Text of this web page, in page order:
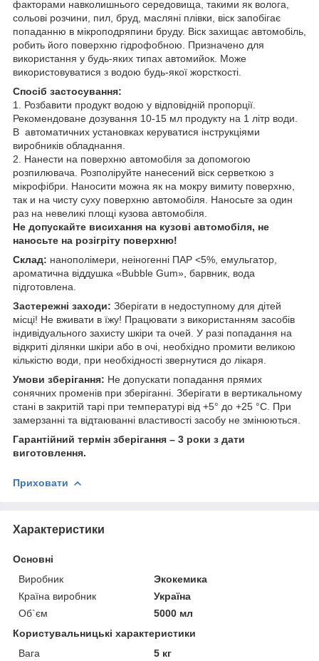
факторами навколишнього середовища, такими як волога,
сольові розчини, пил, бруд, масляні плівки, віск запобігає
попаданню в мікроподряпини бруду. Віск захищає автомобіль,
робить його поверхню гідрофобною. Призначено для
використання у будь-яких типах автомийок. Може
використовуватися з водою будь-якої жорсткості.
Спосіб застосування:
1. Розбавити продукт водою у відповідній пропорції.
Рекомендоване дозування 10-15 мл продукту на 1 літр води.
В автоматичних установках керуватися інструкціями
виробників обладнання.
2. Нанести на поверхню автомобіля за допомогою
розпилювача. Розполіруйте нанесений віск серветкою з
мікрофібри. Наносити можна як на мокру вимиту поверхню,
так и на чисту суху поверхню автомобіля. Наносьте за один
раз на невеликі площі кузова автомобіля.
Не допускайте висихання на кузові автомобіля, не
наносьте на розігріту поверхню!
Склад: нанополімери, неіногенні ПАР <5%, емульгатор,
ароматична віддушка «Bubble Gum», барвник, вода
підготовлена.
Заcтережні заходи: Зберігати в недоступному для дітей
місці! Не вживати в їжу! Працювати з використанням засобів
індивідуального захисту шкіри та очей. У разі попадання на
відкриті ділянки шкіри або в очі, необхідно промити великою
кількістю води, при необхідності звернутися до лікаря.
Умови зберігання: Не допускати попадання прямих
сонячних променів при зберіганні. Зберігати в вертикальному
стані в закритій тарі при температурі від +5° до +25 °С. При
замерзанні та відтаюванні властивості засобу не змінюються.
Гарантійний термін зберігання – 3 роки з дати
виготовлення.
Приховати
Характеристики
Основні
Виробник
Экокемика
Країна виробник
Україна
Об`єм
5000 мл
Користувальницькі характеристики
Вага
5 кг